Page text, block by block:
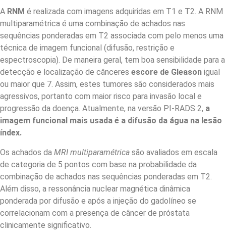
A RNM é realizada com imagens adquiridas em T1 e T2. A RNM
multiparamétrica é uma combinação de achados nas
sequências ponderadas em T2 associada com pelo menos uma
técnica de imagem funcional (difusão, restrição e
espectroscopia). De maneira geral, tem boa sensibilidade para a
detecção e localização de cânceres escore de Gleason igual
ou maior que 7. Assim, estes tumores são considerados mais
agressivos, portanto com maior risco para invasão local e
progressão da doença. Atualmente, na versão PI-RADS 2, a
imagem funcional mais usada é a difusão da água na lesão
índex.
Os achados da MRI multiparamétrica são avaliados em escala
de categoria de 5 pontos com base na probabilidade da
combinação de achados nas sequências ponderadas em T2.
Além disso, a ressonância nuclear magnética dinâmica
ponderada por difusão e após a injeção do gadolíneo se
correlacionam com a presença de câncer de próstata
clinicamente significativo.